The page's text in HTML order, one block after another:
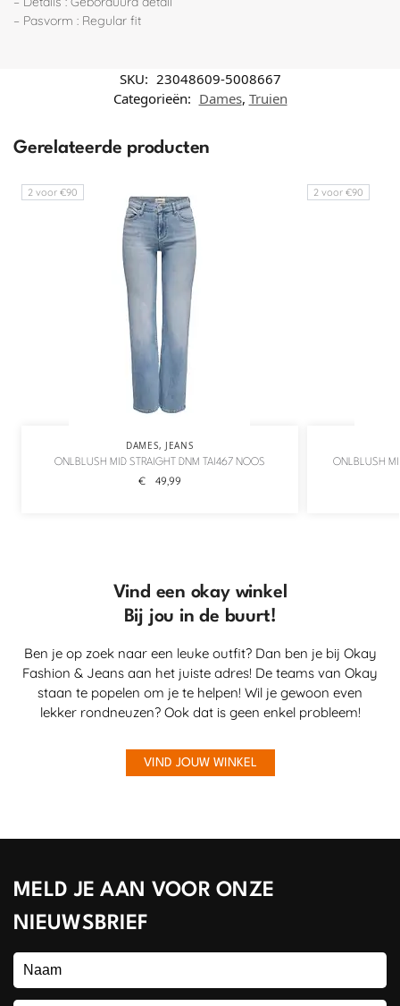
– Pasvorm : Regular fit
SKU: 23048609-5008667
Categorieën: Dames, Truien
Gerelateerde producten
2 voor €90
DAMES, JEANS
ONLBLUSH MID STRAIGHT DNM TAI467 NOOS
€ 49,99
2 voor €90
ONLBLUSH
Vind een okay winkel
Bij jou in de buurt!
Ben je op zoek naar een leuke outfit? Dan ben je bij Okay
Fashion & Jeans aan het juiste adres! De teams van Okay
staan te popelen om je te helpen! Wil je gewoon even
lekker rondneuzen? Ook dat is geen enkel probleem!
VIND JOUW WINKEL
MELD JE AAN VOOR ONZE
NIEUWSBRIEF